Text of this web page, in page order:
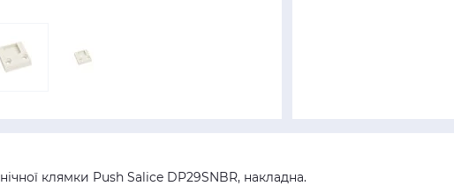
клямки Push Salice DP29SNBR, накладна.